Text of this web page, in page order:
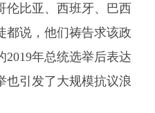
伦比亚、西班牙、巴西
都说，他们祷告求该政
年总统选举后表达
也引发了大规模抗议浪